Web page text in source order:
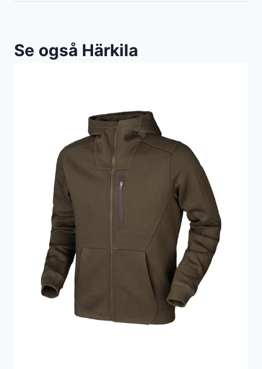
Se også Härkila